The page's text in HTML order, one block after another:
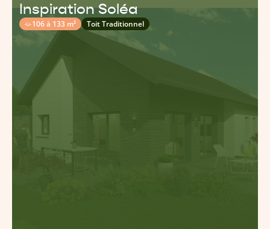
Inspiration Soléa
106 à 133 m² Toit Traditionnel